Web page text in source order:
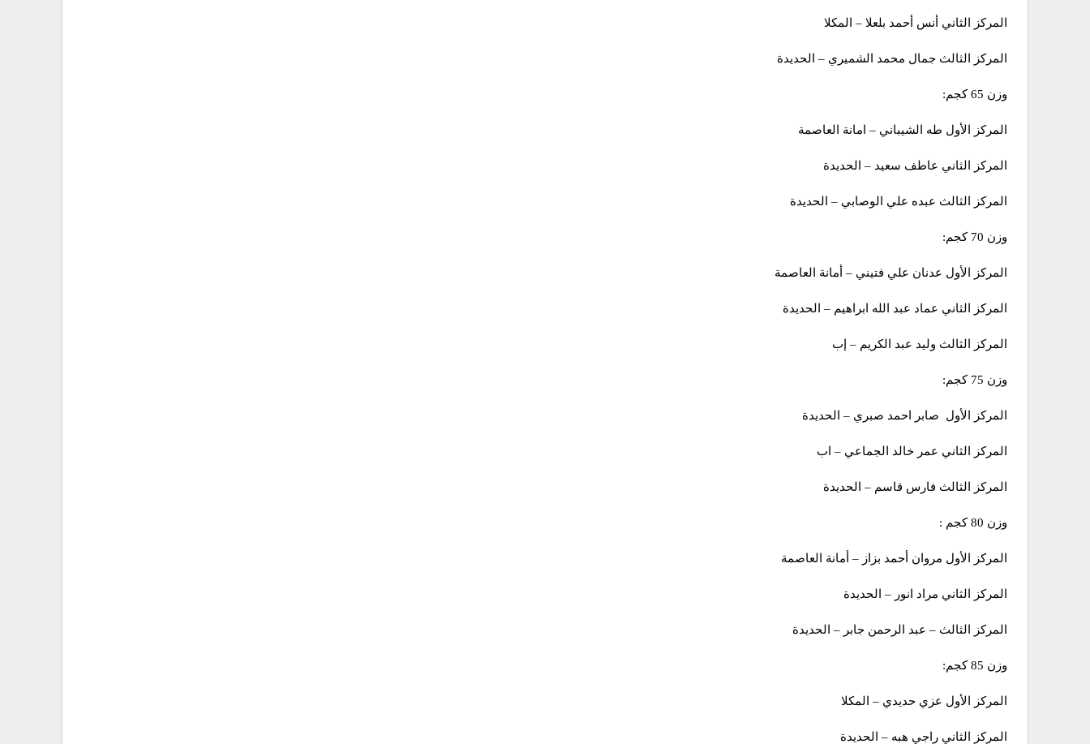
المركز الثاني أنس أحمد بلعلا – المكلا
المركز الثالث جمال محمد الشميري – الحديدة
وزن 65 كجم:
المركز الأول طه الشيباني – امانة العاصمة
المركز الثاني عاطف سعيد – الحديدة
المركز الثالث عبده علي الوصابي – الحديدة
وزن 70 كجم:
المركز الأول عدنان علي فتيني – أمانة العاصمة
المركز الثاني عماد عبد الله ابراهيم – الحديدة
المركز الثالث وليد عبد الكريم – إب
وزن 75 كجم:
المركز الأول صابر احمد صبري – الحديدة
المركز الثاني عمر خالد الجماعي – اب
المركز الثالث فارس قاسم – الحديدة
وزن 80 كجم :
المركز الأول مروان أحمد بزاز – أمانة العاصمة
المركز الثاني مراد انور – الحديدة
المركز الثالث – عبد الرحمن جابر – الحديدة
وزن 85 كجم:
المركز الأول عزي حديدي – المكلا
المركز الثاني راجي هبه – الحديدة